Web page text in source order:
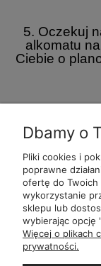
5. Oczekuj
alkomatu
Ciebie o
POMOC
Dbamy o
Pliki cookies i
poprawne
ofertę do Twoich
wykorzystanie
sklepu lub
wybierając opcję
Więcej o plikach
prywatności.